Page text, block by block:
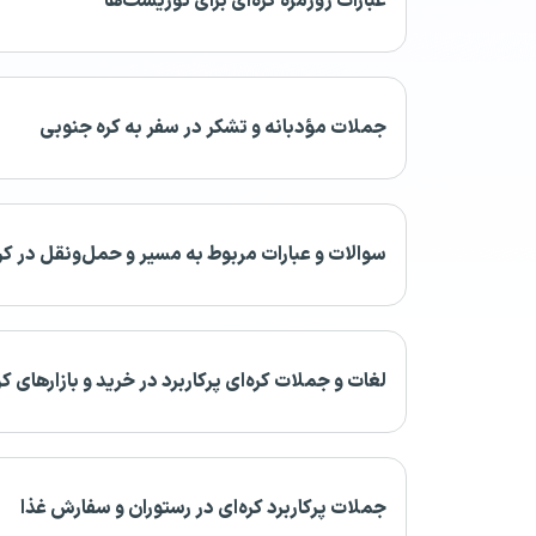
جملات مؤدبانه و تشکر در سفر به کره جنوبی
سوالات و عبارات مربوط به مسیر و حمل‌ونقل در
لغات و جملات کره‌ای پرکاربرد در خرید و بازارهای
جملات پرکاربرد کره‌ای در رستوران و سفارش غذا